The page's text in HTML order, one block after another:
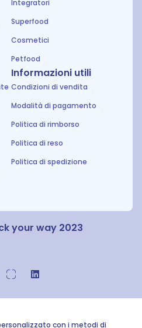
Integratori
Superfood
Cosmetici
Petfood
Informazioni utili
Condizioni di vendita
Modalità di pagamento
Politica di rimborso
Politica di reso
Politica di spedizione
your way 2023
con i metodi di